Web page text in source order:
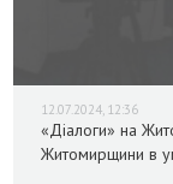
12.07.2024, 12:36
«Діалоги» на
Житомирщини в